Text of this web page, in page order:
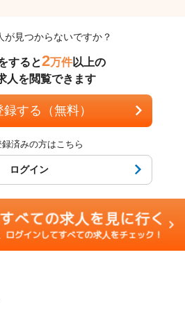
が見つからないですか？
すると2万件以上の
人を閲覧できます
する（無料）
済みの方はこちら
ログイン